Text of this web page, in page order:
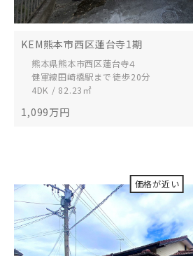
KEM熊本市西区蓮台寺1期
熊本県熊本市西区蓮台寺４
健軍線田崎橋駅まで 徒歩20分
4DK / 82.23㎡
1,099万円